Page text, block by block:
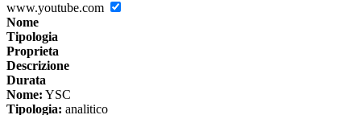
www.youtube.com
Nome
Tipologia
Proprieta
Descrizione
Durata
Nome: YSC
Tipologia: analitico